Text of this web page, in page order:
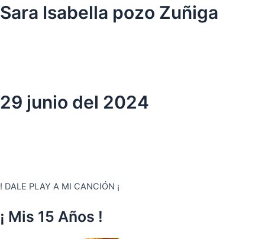
Ir
al
Sara Isabella pozo Zuñiga
29 junio del 2024
! DALE PLAY A MI CANCIÓN ¡
¡ Mis 15 Años !